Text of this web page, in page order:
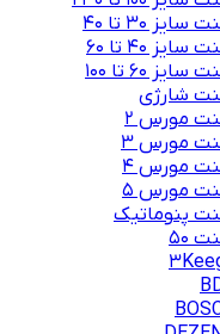
30 تا 40
40 تا 60
60 تا 100
شارژی
مورس 2
مورس 3
مورس 4
مورس 5
پنوماتیک
۵۰